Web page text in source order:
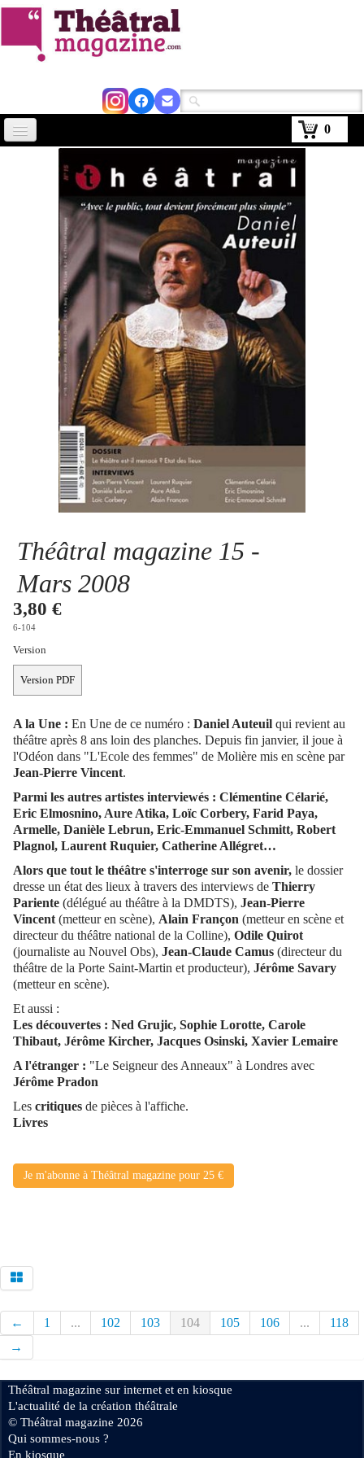
0
Avignon 2026
Critiques
Abonnement ▼
Se connecter
Théâtral magazine 15 -
Mars 2008
3,80 €
6-104
Version
Version PDF
A la Une : En Une de ce numéro : Daniel Auteuil qui revient au
théâtre après 8 ans loin des planches. Depuis fin janvier, il joue à
l'Odéon dans "L'Ecole des femmes" de Molière mis en scène par
Jean-Pierre Vincent.
Parmi les autres artistes interviewés : Clémentine Célarié,
Eric Elmosnino, Aure Atika, Loïc Corbery, Farid Paya,
Armelle, Danièle Lebrun, Eric-Emmanuel Schmitt, Robert
Plagnol, Laurent Ruquier, Catherine Allégret…
Alors que tout le théâtre s'interroge sur son avenir, le dossier
dresse un état des lieux à travers des interviews de Thierry
Pariente (délégué au théâtre à la DMDTS), Jean-Pierre
Vincent (metteur en scène), Alain Françon (metteur en scène et
directeur du théâtre national de la Colline), Odile Quirot
(journaliste au Nouvel Obs), Jean-Claude Camus (directeur du
théâtre de la Porte Saint-Martin et producteur), Jérôme Savary
(metteur en scène).
Et aussi :
Les découvertes : Ned Grujic, Sophie Lorotte, Carole
Thibaut, Jérôme Kircher, Jacques Osinski, Xavier Lemaire
A l'étranger : "Le Seigneur des Anneaux" à Londres avec
Jérôme Pradon
Les critiques de pièces à l'affiche.
Livres
Je m'abonne à Théâtral magazine pour 25 €
← 1 ... 102 103 104 105 106 ...
118
→
Théâtral magazine sur internet et en kiosque
L'actualité de la création théâtrale
© Théâtral magazine 2026
Qui sommes-nous ?
En kiosque